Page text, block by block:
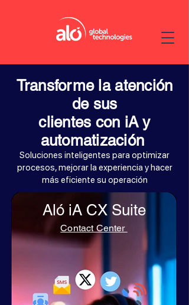
Transforme la atención
de sus
clientes con iA y
automatización
Soluciones inteligentes para optimizar
procesos, mejorar la experiencia y hacer
más eficiente su operación
Aló iA CX Suite
Contact Center